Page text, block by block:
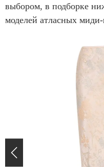
выбором, в подборке
моделей атласных